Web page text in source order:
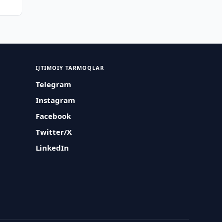
IJTIMOIY TARMOQLAR
Telegram
Instagram
Facebook
Twitter/X
LinkedIn